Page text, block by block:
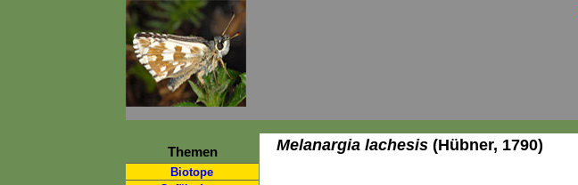
Themen
Biotope
Melanargia lachesis(Hübner, 1790)